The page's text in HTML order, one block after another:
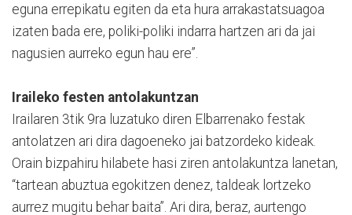
eguna errepikatu egiten da eta hura arrakastatsuagoa
izaten bada ere, poliki-poliki indarra hartzen ari da jai
nagusien aurreko egun hau ere”.
Iraileko festen antolakuntzan
Irailaren 3tik 9ra luzatuko diren Elbarrenako festak
antolatzen ari dira dagoeneko jai batzordeko kideak.
Orain bizpahiru hilabete hasi ziren antolakuntza lanetan,
“tartean abuztua egokitzen denez, taldeak lortzeko
aurrez mugitu behar baita”. Ari dira, beraz, aurtengo